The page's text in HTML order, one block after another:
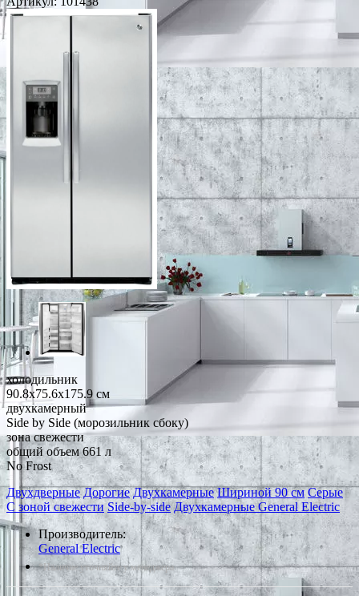
холодильник
90.8x75.6x175.9 см
двухкамерный
Side by Side (морозильник сбоку)
зона свежести
общий объем 661 л
No Frost
Двухдверные Дорогие Двухкамерные Шириной 90 см Серые
С зоной свежести Side-by-side Двухкамерные General Electric
Производитель:
General Electric
*Наличие уточняйте у менеджера